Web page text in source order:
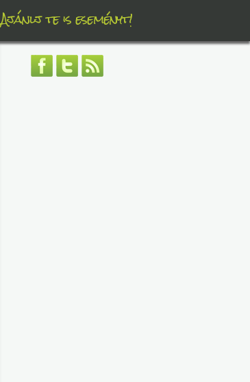
Ajánlj te is eseményt!